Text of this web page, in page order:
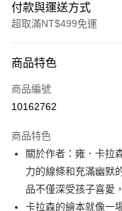
付款與運送方式
超取滿NT$499免運
信用卡一次付款
超商取貨付款
Apple Pay
街口支付
悠遊付
商品特色
商品編號
10162762
商品特色
關於作者：雍．卡拉
力的線條和充滿幽默
品不僅深受孩子喜愛
卡拉森的繪本就像一